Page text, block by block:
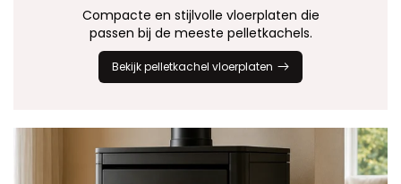
Compacte en stijlvolle vloerplaten die
passen bij de meeste pelletkachels.
Bekijk pelletkachel vloerplaten